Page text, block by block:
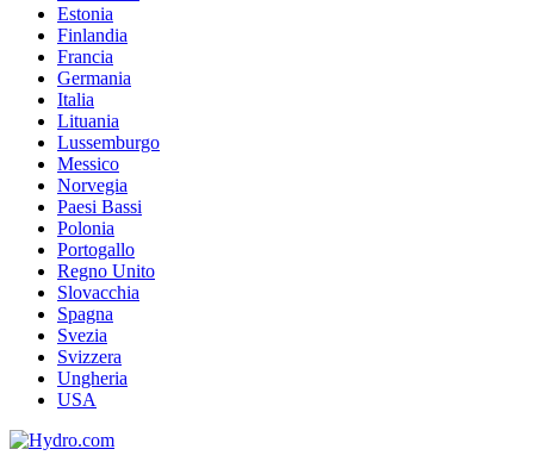
Estonia
Finlandia
Francia
Germania
Italia
Lituania
Lussemburgo
Messico
Norvegia
Paesi Bassi
Polonia
Portogallo
Regno Unito
Slovacchia
Spagna
Svezia
Svizzera
Ungheria
USA